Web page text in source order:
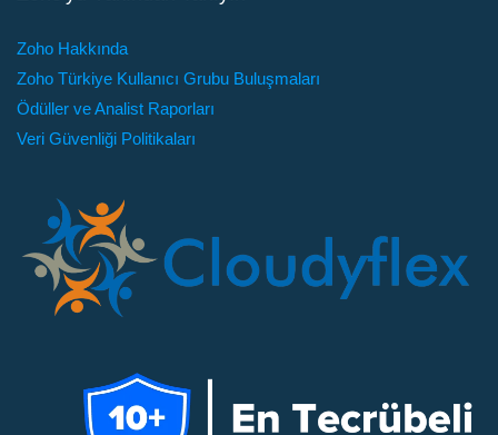
Zoho Hakkında
Zoho Türkiye Kullanıcı Grubu Buluşmaları
Ödüller ve Analist Raporları
Veri Güvenliği Politikaları